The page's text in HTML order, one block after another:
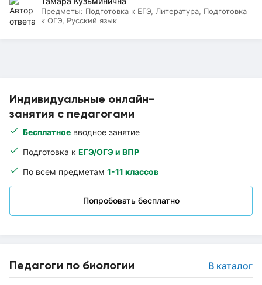
Индивидуальные онлайн-
занятия с педагогами
Бесплатное вводное занятие
Подготовка к ЕГЭ/ОГЭ и ВПР
По всем предметам 1-11 классов
Попробовать бесплатно
Педагоги по биологии В каталог
Предметы: Подготовка к ЕГЭ, Литература, Подготовка
к ОГЭ, Русский язык